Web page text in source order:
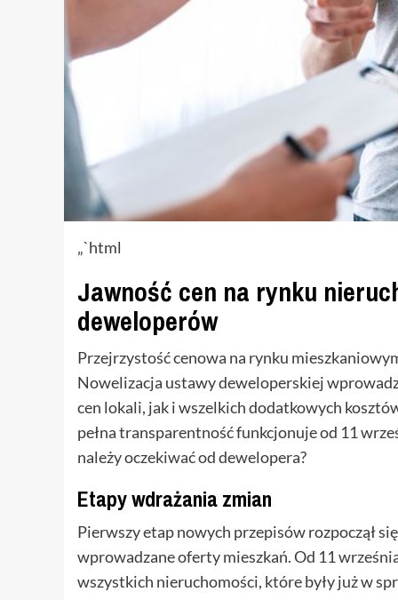
„`html
Jawność cen na rynku
deweloperów
Przejrzystość cenowa na rynku
Nowelizacja ustawy deweloperskiej
cen lokali, jak i wszelkich dodatkowych
pełna transparentność funkcjonuje od 11
należy oczekiwać od dewelopera?
Etapy wdrażania zmian
Pierwszy etap nowych przepisów rozpoczął
wprowadzane oferty mieszkań. Od 11
wszystkich nieruchomości, które były już w